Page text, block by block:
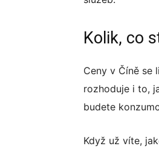
Kolik, co
Ceny v Číně se
rozhoduje i to,
budete
Když už víte,